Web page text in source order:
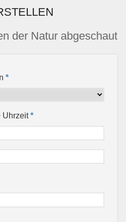
der Natur abgeschaut
*
Uhrzeit*